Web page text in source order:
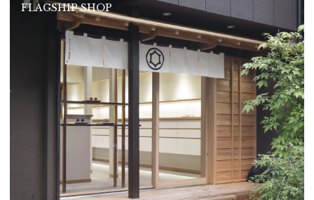
FLAGSHIP SHOP